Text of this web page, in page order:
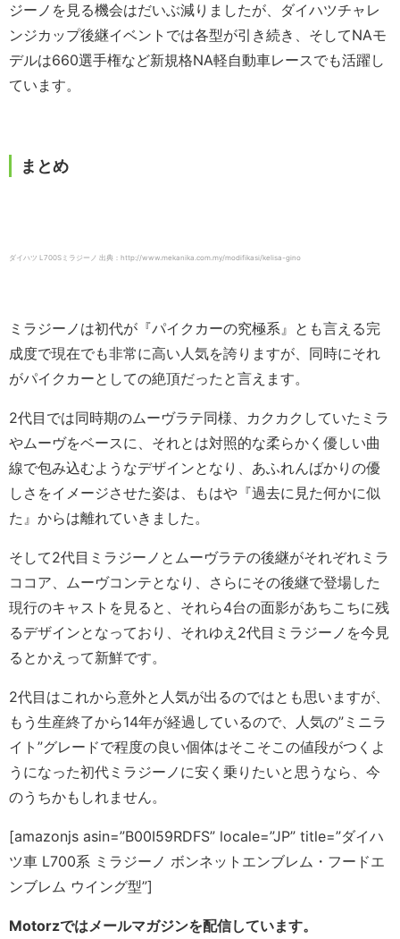
ジーノを見る機会はだいぶ減りましたが、ダイハツチャレ
ンジカップ後継イベントでは各型が引き続き、そしてNAモ
デルは660選手権など新規格NA軽自動車レースでも活躍し
ています。
まとめ
ダイハツ L700Sミラジーノ 出典：http://www.mekanika.com.my/modifikasi/kelisa-gino
ミラジーノは初代が『パイクカーの究極系』とも言える完
成度で現在でも非常に高い人気を誇りますが、同時にそれ
がパイクカーとしての絶頂だったと言えます。
2代目では同時期のムーヴラテ同様、カクカクしていたミラ
やムーヴをベースに、それとは対照的な柔らかく優しい曲
線で包み込むようなデザインとなり、あふれんばかりの優
しさをイメージさせた姿は、もはや『過去に見た何かに似
た』からは離れていきました。
そして2代目ミラジーノとムーヴラテの後継がそれぞれミラ
ココア、ムーヴコンテとなり、さらにその後継で登場した
現行のキャストを見ると、それら4台の面影があちこちに残
るデザインとなっており、それゆえ2代目ミラジーノを今見
るとかえって新鮮です。
2代目はこれから意外と人気が出るのではとも思いますが、
もう生産終了から14年が経過しているので、人気の”ミニラ
イト”グレードで程度の良い個体はそこそこの値段がつくよ
うになった初代ミラジーノに安く乗りたいと思うなら、今
のうちかもしれません。
[amazonjs asin=”B00I59RDFS” locale=”JP” title=”ダイハ
ツ車 L700系 ミラジーノ ボンネットエンブレム・フードエ
ンブレム ウイング型”]
Motorzではメールマガジンを配信しています。